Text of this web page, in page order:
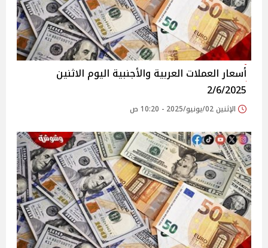
أسعار العملات العربية والأجنبية اليوم الاثنين
2/6/2025
الإثنين 02/يونيو/2025 - 10:20 ص